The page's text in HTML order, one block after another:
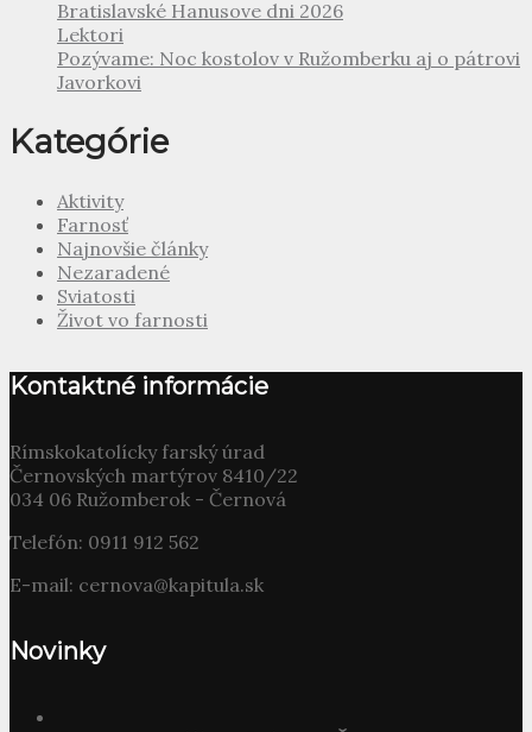
Bratislavské Hanusove dni 2026
Lektori
Pozývame: Noc kostolov v Ružomberku aj o pátrovi
Javorkovi
Kategórie
Aktivity
Farnosť
Najnovšie články
Nezaradené
Sviatosti
Život vo farnosti
Kontaktné informácie
Rímskokatolícky farský úrad
Černovských martýrov 8410/22
034 06 Ružomberok - Černová
Telefón: 0911 912 562
E-mail: cernova@kapitula.sk
Novinky